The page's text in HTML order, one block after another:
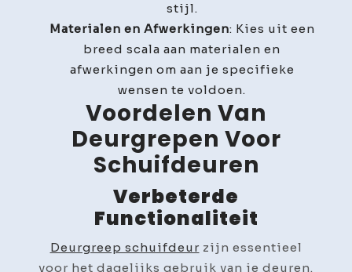
stijl.
Materialen en Afwerkingen: Kies uit een
breed scala aan materialen en
afwerkingen om aan je specifieke
wensen te voldoen.
Voordelen Van
Deurgrepen Voor
Schuifdeuren
Verbeterde
Functionaliteit
Deurgreep schuifdeurzijn essentieel
voor het dagelijks gebruik van je deuren.